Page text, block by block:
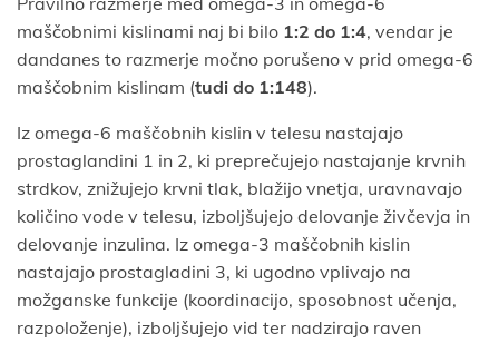
maščobnimi kislinami naj bi bilo 1:2 do 1:4, vendar je
dandanes to razmerje močno porušeno v prid omega-6
maščobnim kislinam (tudi do 1:148).
Iz omega-6 maščobnih kislin v telesu nastajajo
prostaglandini 1 in 2, ki preprečujejo nastajanje krvnih
strdkov, znižujejo krvni tlak, blažijo vnetja, uravnavajo
količino vode v telesu, izboljšujejo delovanje živčevja in
delovanje inzulina. Iz omega-3 maščobnih kislin
nastajajo prostagladini 3, ki ugodno vplivajo na
možganske funkcije (koordinacijo, sposobnost učenja,
razpoloženje), izboljšujejo vid ter nadzirajo raven